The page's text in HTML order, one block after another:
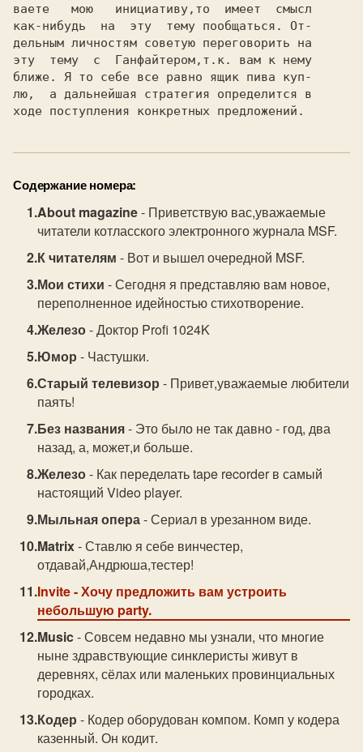
ваете   мою   инициативу,то  имеет  смысл
как-нибудь  на  эту  тему пообщаться. От-
дельным личностям советую переговорить на
эту  тему  с Ганфайтером, т.к. вам к нему
ближе. Я то себе все равно ящик пива куп-
лю,  а дальнейшая стратегия определится в
Содержание номера:
About magazine- Приветствую вас,уважаемые
читатели котласского электронного журнала MSF.
К читателям - Вот и вышел очередной MSF.
Мои стихи - Сегодня я представляю вам новое,
переполненное идейностью стихотворение.
Железо- Доктор Profi 1024K
Юмор - Частушки.
Старый телевизор - Привет,уважаемые любители
паять!
Без названия- Это было не так давно - год, два
назад, а, может,и больше.
Железо- Как переделать tape recorder в самый
настоящий Video player.
Мыльная опера- Сериал в урезанном виде.
Matrix- Ставлю я себе винчестер,
отдавай,Андрюша,тестер!
Invite- Хочу предложить вам устроить
небольшую party.
Music- Совсем недавно мы узнали, что многие
ныне здравствующие синклеристы живут в
деревнях, сёлах или маленьких провинциальных
городках.
Кодер - Кодер оборудован компом. Комп у кодера
казенный. Он кодит.